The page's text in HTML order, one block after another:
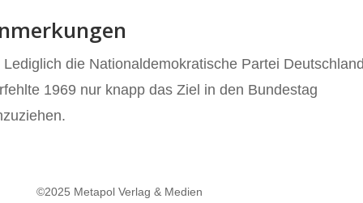
Lediglich die Nationaldemokratische Partei
1969 nur knapp das Ziel in den Bundestag
©2025 Metapol Verlag & Medien